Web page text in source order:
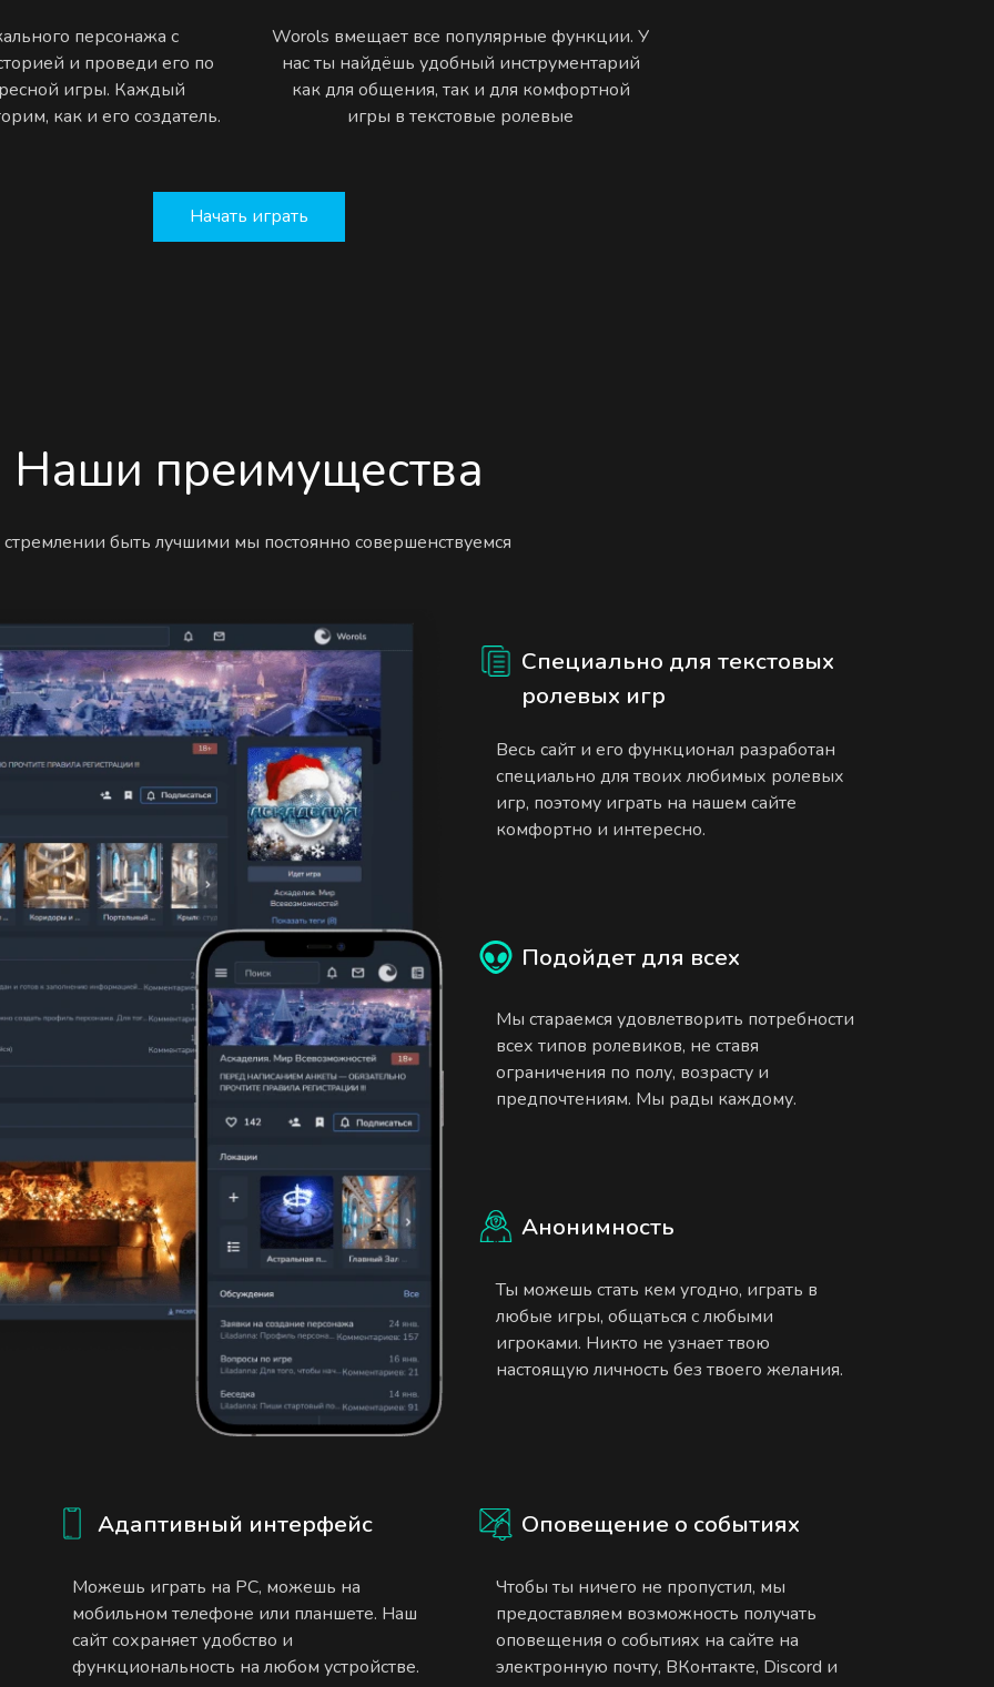
персонажа с
и проведи его по
игры. Каждый
как и его создатель.
Worols вмещает все популярные функции. У
нас ты найдёшь удобный инструментарий
как для общения, так и для комфортной
игры в текстовые ролевые
Начать играть
Наши преимущества
быть лучшими мы постоянно совершенствуемся
Специально для текстовых
ролевых игр
Весь сайт и его функционал разработан
специально для твоих любимых ролевых
игр, поэтому играть на нашем сайте
комфортно и интересно.
Подойдет для всех
Мы стараемся удовлетворить потребности
всех типов ролевиков, не ставя
ограничения по полу, возрасту и
предпочтениям. Мы рады каждому.
Анонимность
Ты можешь стать кем угодно, играть в
любые игры, общаться с любыми
игроками. Никто не узнает твою
настоящую личность без твоего желания.
Адаптивный интерфейс
Можешь играть на PC, можешь на
мобильном телефоне или планшете. Наш
сайт сохраняет удобство и
функциональность на любом устройстве.
Оповещение о событиях
Чтобы ты ничего не пропустил, мы
предоставляем возможность получать
оповещения о событиях на сайте на
электронную почту, ВКонтакте, Discord и